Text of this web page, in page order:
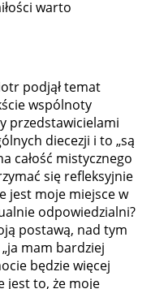
warto
podjął temat
wspólnoty
przedstawicielami
diecezji i to „są
całość mistycznego
się refleksyjnie
jest moje miejsce w
odpowiedzialni?
postawą, nad tym
mam bardziej
będzie więcej
jest to, że moje